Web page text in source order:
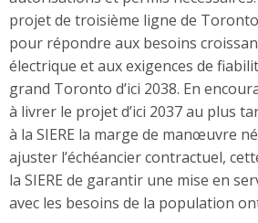
projet de troisième ligne de Toronto
pour répondre aux besoins
électrique et aux exigences de
grand Toronto d’ici 2038. En
à livrer le projet d’ici 2037 au plus
à la SIERE la marge de manœuvre
ajuster l’échéancier contractuel,
la SIERE de garantir une mise en
avec les besoins de la population